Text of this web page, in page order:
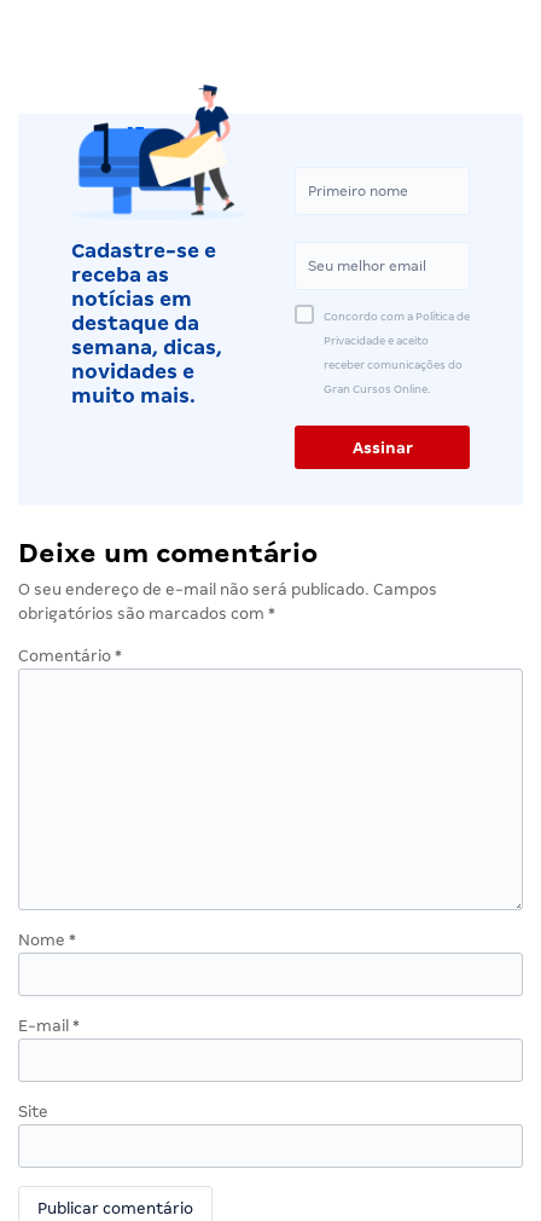
Cadastre-se e
receba as
notícias em
destaque da
semana, dicas,
novidades e
muito mais.
Concordo com a Política de
Privacidade e aceito
receber comunicações do
Gran Cursos Online.
Deixe um comentário
O seu endereço de e-mail não será publicado. Campos
obrigatórios são marcados com *
Comentário *
Nome *
E-mail *
Site